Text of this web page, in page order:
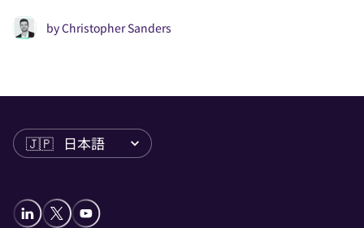
byChristopher Sanders
言語